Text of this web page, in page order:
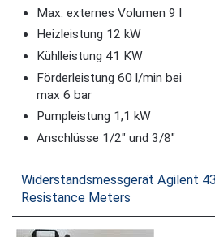
Max. externes Volumen 9 l
Heizleistung 12 kW
Kühlleistung 41 KW
Förderleistung 60 l/min bei
max 6 bar
Pumpleistung 1,1 kW
Anschlüsse 1/2" und 3/8"
Widerstandsmessgerät Agilent
Resistance Meters